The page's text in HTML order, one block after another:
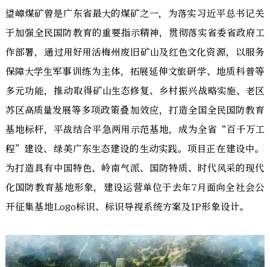
望嶂煤矿曾是广东省最大的煤矿之一，为落实习近平总书记关
于加强全民国防教育的重要指示精神，贯彻落实省委省政府工
作部署，通过用好用活梅州废旧矿山及红色文化资源，以服务
保障大学生军事训练为主体，拓展延伸文旅研学、地质科普等
多元功能，推动取得矿山生态修复、乡村振兴战略实施、老区
苏区高质量发展等多项政策叠加效应，打造全国全民国防教育
基地标杆，平战结合平急两用示范基地，成为全省“百千万工
程”建设、绿美广东生态建设的生动实践。项目正在建设中。
为打造具有中国特色、岭南气派、国防特质、时代风采的现代
化国防教育基地形象，建设运营单位于去年7月面向全社会公
开征集基地Logo标识、标识导视系统方案及IP形象设计。